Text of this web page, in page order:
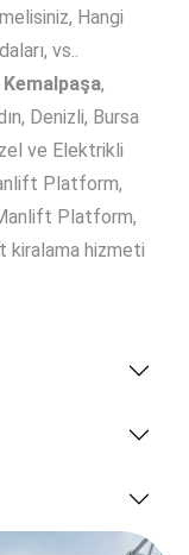
Hangi
vs..
Kemalpaşa,
Denizli, Bursa
ve Elektrikli
Platform,
Platform,
hizmeti